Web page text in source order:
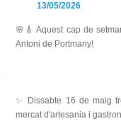
13/05/2026
🌸🎸 Aquest cap de
Antoni de Portmany!
✨ Dissabte 16 de maig
mercat d'artesania i